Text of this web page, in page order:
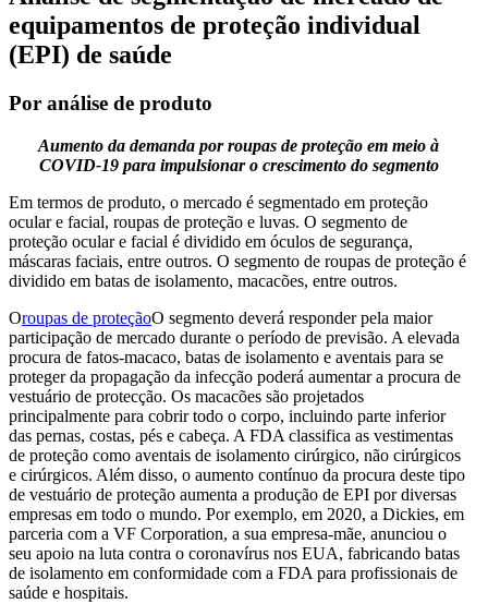
equipamentos de proteção individual
(EPI) de saúde
Por análise de produto
Aumento da demanda por roupas de proteção em meio à
COVID-19 para impulsionar o crescimento do segmento
Em termos de produto, o mercado é segmentado em proteção
ocular e facial, roupas de proteção e luvas. O segmento de
proteção ocular e facial é dividido em óculos de segurança,
máscaras faciais, entre outros. O segmento de roupas de proteção é
dividido em batas de isolamento, macacões, entre outros.
Oroupas de proteçãoO segmento deverá responder pela maior
participação de mercado durante o período de previsão. A elevada
procura de fatos-macaco, batas de isolamento e aventais para se
proteger da propagação da infecção poderá aumentar a procura de
vestuário de protecção. Os macacões são projetados
principalmente para cobrir todo o corpo, incluindo parte inferior
das pernas, costas, pés e cabeça. A FDA classifica as vestimentas
de proteção como aventais de isolamento cirúrgico, não cirúrgicos
e cirúrgicos. Além disso, o aumento contínuo da procura deste tipo
de vestuário de proteção aumenta a produção de EPI por diversas
empresas em todo o mundo. Por exemplo, em 2020, a Dickies, em
parceria com a VF Corporation, a sua empresa-mãe, anunciou o
seu apoio na luta contra o coronavírus nos EUA, fabricando batas
de isolamento em conformidade com a FDA para profissionais de
saúde e hospitais.